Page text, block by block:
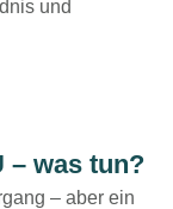
und
– was tun?
– aber ein